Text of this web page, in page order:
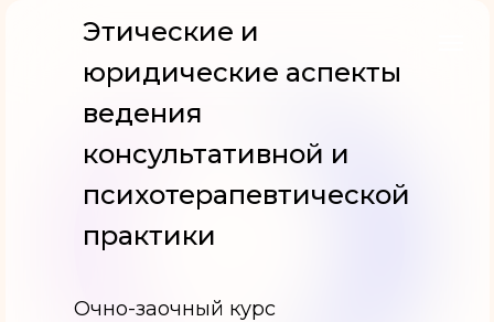
Этические и
юридические аспекты
ведения
консультативной и
психотерапевтической
практики
Очно-заочный курс